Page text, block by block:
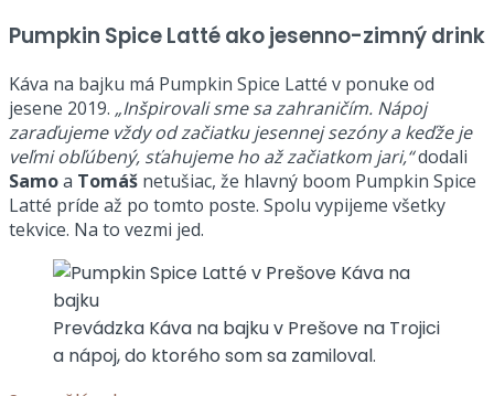
Pumpkin Spice Latté ako jesenno-zimný drink
Káva na bajku má Pumpkin Spice Latté v ponuke od
jesene 2019. „Inšpirovali sme sa zahraničím. Nápoj
zaraďujeme vždy od začiatku jesennej sezóny a keďže je
veľmi obľúbený, sťahujeme ho až začiatkom jari,“dodali
Samoa Tomáš netušiac, že hlavný boom Pumpkin Spice
Latté príde až po tomto poste. Spolu vypijeme všetky
tekvice. Na to vezmi jed.
Prevádzka Káva na bajku v Prešove na Trojici
a nápoj, do ktorého som sa zamiloval.